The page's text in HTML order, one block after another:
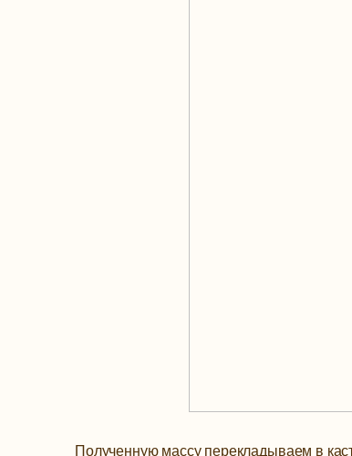
Полученную массу перекладываем в